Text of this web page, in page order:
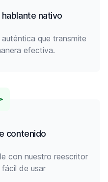
nativo
que transmite
efectiva.
contenido
con nuestro reescritor
de usar